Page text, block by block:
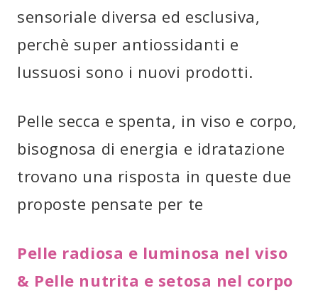
sensoriale diversa ed esclusiva,
perchè super antiossidanti e
lussuosi sono i nuovi prodotti.
Pelle secca e spenta, in viso e corpo,
bisognosa di energia e idratazione
trovano una risposta in queste due
proposte pensate per te
Pelle radiosa e luminosa nel viso
& Pelle nutrita e setosa nel corpo